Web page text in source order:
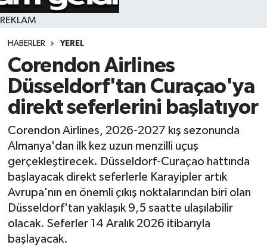
REKLAM
HABERLER YEREL
Corendon Airlines
Düsseldorf'tan Curaçao'ya
direkt seferlerini başlatıyor
Corendon Airlines, 2026-2027 kış sezonunda
Almanya'dan ilk kez uzun menzilli uçuş
gerçekleştirecek. Düsseldorf-Curaçao hattında
başlayacak direkt seferlerle Karayipler artık
Avrupa'nın en önemli çıkış noktalarından biri olan
Düsseldorf'tan yaklaşık 9,5 saatte ulaşılabilir
olacak. Seferler 14 Aralık 2026 itibarıyla
başlayacak.